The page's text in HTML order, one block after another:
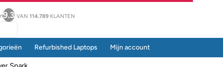
9.3 VAN 114.789 KLANTEN
Refurbished Laptops Mijn account